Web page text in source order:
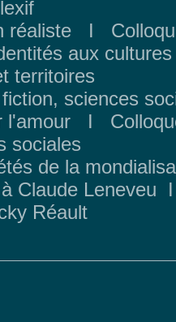
réaliste I
aux cultures
territoires
sciences
l'amour I
sociales
de la
Claude Leneveu
Réault